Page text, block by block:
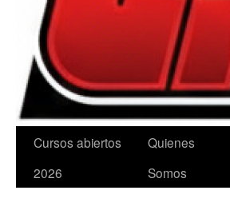
Cursos abiertos
2026
Quienes
Somos